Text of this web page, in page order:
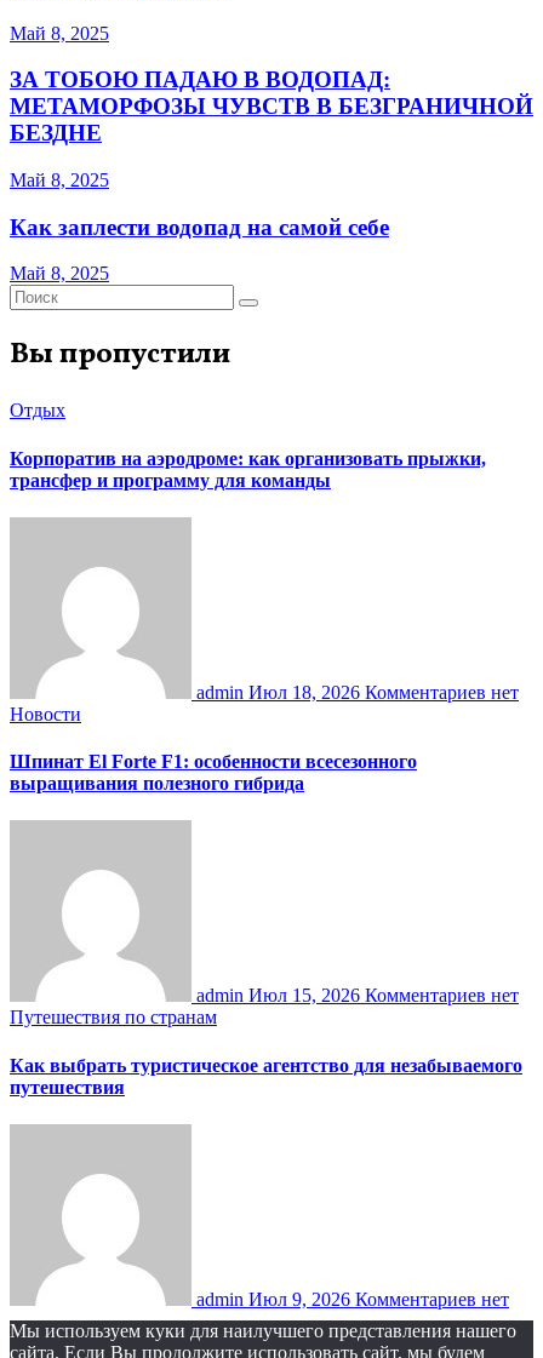
Май 8, 2025
ЗА ТОБОЮ ПАДАЮ В ВОДОПАД:
МЕТАМОРФОЗЫ ЧУВСТВ В БЕЗГРАНИЧНОЙ
БЕЗДНЕ
Май 8, 2025
Как заплести водопад на самой себе
Май 8, 2025
Вы пропустили
Отдых
Корпоратив на аэродроме: как организовать прыжки,
трансфер и программу для команды
admin Июл 18, 2026 Комментариев нет
Новости
Шпинат El Forte F1: особенности всесезонного
выращивания полезного гибрида
admin Июл 15, 2026 Комментариев нет
Путешествия по странам
Как выбрать туристическое агентство для незабываемого
путешествия
admin Июл 9, 2026 Комментариев нет
Мы используем куки для наилучшего представления нашего
сайта. Если Вы продолжите использовать сайт, мы будем